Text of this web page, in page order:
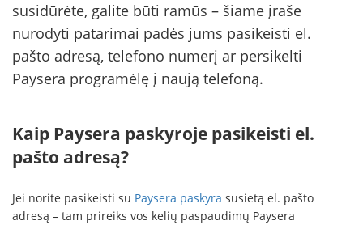
susidūrėte, galite būti ramūs – šiame įraše
nurodyti patarimai padės jums pasikeisti el.
pašto adresą, telefono numerį ar persikelti
Paysera programėlę į naują telefoną.
Kaip Paysera paskyroje pasikeisti el.
pašto adresą?
Jei norite pasikeisti su Paysera paskyra susietą el. pašto
adresą – tam prireiks vos kelių paspaudimų Paysera